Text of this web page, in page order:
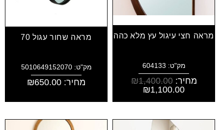
מראה חצי עיגול עץ מלא כהה
מק"ט: 604133
מחיר: ₪1,400.00
₪1,100.00
מראה שחור עגול 70
מק"ט: 5010649152070
מחיר: ₪650.00